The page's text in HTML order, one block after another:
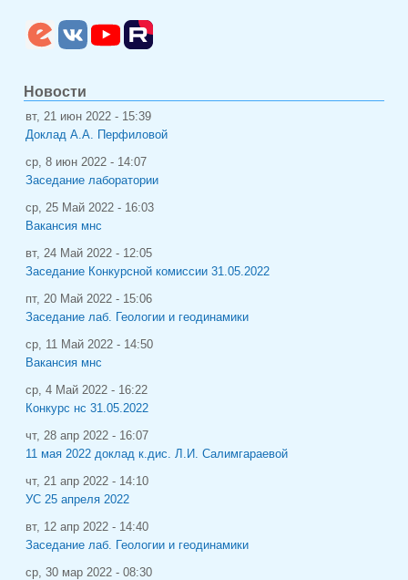
Новости
вт, 21 июн 2022 - 15:39
Доклад А.А. Перфиловой
ср, 8 июн 2022 - 14:07
Заседание лаборатории
ср, 25 Май 2022 - 16:03
Вакансия мнс
вт, 24 Май 2022 - 12:05
Заседание Конкурсной комиссии 31.05.2022
пт, 20 Май 2022 - 15:06
Заседание лаб. Геологии и геодинамики
ср, 11 Май 2022 - 14:50
Вакансия мнс
ср, 4 Май 2022 - 16:22
Конкурс нс 31.05.2022
чт, 28 апр 2022 - 16:07
11 мая 2022 доклад к.дис. Л.И. Салимгараевой
чт, 21 апр 2022 - 14:10
УС 25 апреля 2022
вт, 12 апр 2022 - 14:40
Заседание лаб. Геологии и геодинамики
ср, 30 мар 2022 - 08:30